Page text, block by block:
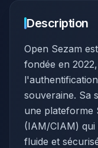
Description
Open Sezam
fondée en
souveraine. Sa
une plateforme
(IAM/CIAM)
fluide et